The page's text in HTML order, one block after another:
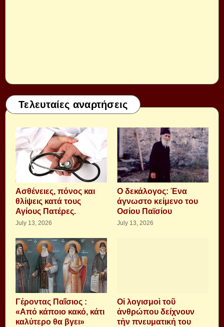
Τελευταίες αναρτήσεις
Aσθένειες, πόνος και
θλίψεις κατά τους
Αγίους Πατέρες.
July 13, 2026
Ο δεκάλογος: Ένα
άγνωστο κείμενο του
Οσίου Παϊσίου
July 13, 2026
Γέροντας Παΐσιος :
«Από κάποιο κακό, κάτι
καλύτερο θα βγει»
Οἱ λογισμοὶ τοῦ
ἀνθρώπου δείχνουν
τὴν πνευματική του